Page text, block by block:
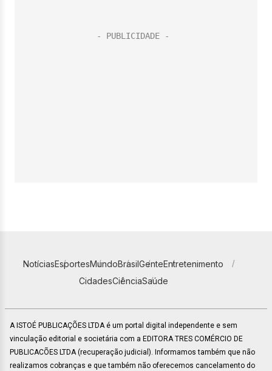
NotíciasEsportesMundoBrasilGenteEntretenimento
CidadesCiênciaSaúde
A ISTOÉ PUBLICAÇÕES LTDA é um portal digital independente e sem
vinculação editorial e societária com a EDITORA TRES COMÉRCIO DE
PUBLICACÕES LTDA (recuperação judicial). Informamos também que não
realizamos cobranças e que também não oferecemos cancelamento do